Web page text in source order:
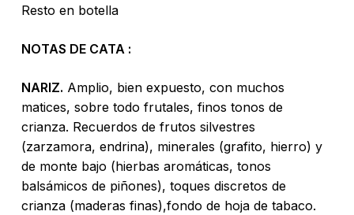
Resto en botella
NOTAS DE CATA :
NARIZ. Amplio, bien expuesto, con muchos
matices, sobre todo frutales, finos tonos de
crianza. Recuerdos de frutos silvestres
(zarzamora, endrina), minerales (grafito, hierro) y
de monte bajo (hierbas aromáticas, tonos
balsámicos de piñones), toques discretos de
crianza (maderas finas),fondo de hoja de tabaco.